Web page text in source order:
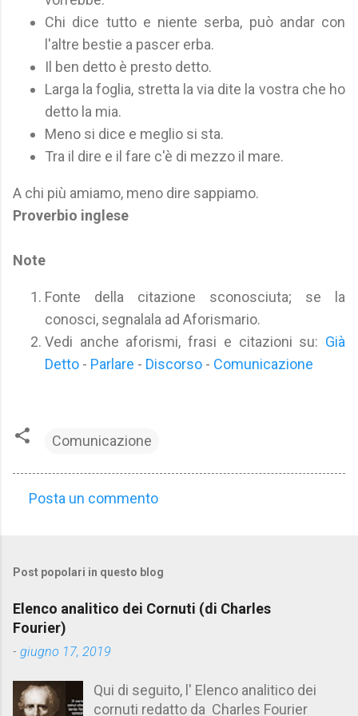
Chi dice tutto e niente serba, può andar con
l'altre bestie a pascer erba.
Il ben detto è presto detto.
Larga la foglia, stretta la via dite la vostra che ho
detto la mia.
Meno si dice e meglio si sta.
Tra il dire e il fare c'è di mezzo il mare.
A chi più amiamo, meno dire sappiamo.
Proverbio inglese
Note
Fonte della citazione sconosciuta; se la
conosci, segnalala ad Aforismario.
Vedi anche aforismi, frasi e citazioni su: Già
Detto - Parlare - Discorso - Comunicazione
Comunicazione
m
e
n
t
Posta un commento
Post popolari in questo blog
Elenco analitico dei Cornuti (di Charles
Fourier)
- giugno 17, 2019
Qui di seguito, l' Elenco analitico dei
cornuti redatto da Charles Fourier